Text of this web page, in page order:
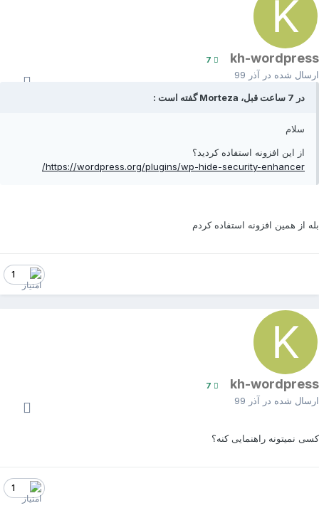
kh-
7
شده در آذر 99
در 7 ساعت قبل، Morteza گفته است :
سلام
از این افزونه استفاده کردید؟
https://wordpress.org/plugins/wp-hide-security-enhancer/
از همین افزونه استفاده کردم
kh-
7
شده در آذر 99
نمیتونه راهنمایی کنه؟